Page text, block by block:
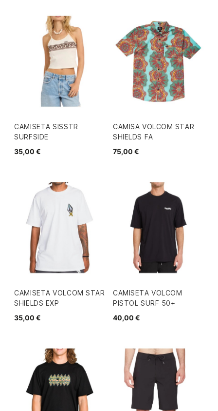
CAMISETA SISSTR
SURFSIDE
35,00 €
CAMISA VOLCOM STAR
SHIELDS FA
75,00 €
CAMISETA VOLCOM STAR
SHIELDS EXP
35,00 €
CAMISETA VOLCOM
PISTOL SURF 50+
40,00 €